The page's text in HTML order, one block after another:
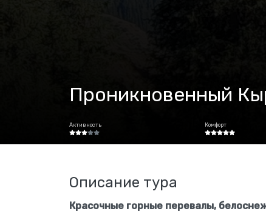
Проникновенный
Активность Комфорт
Описание тура
Красочные горные перевалы,